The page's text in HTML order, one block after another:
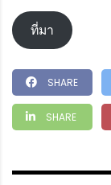
ที่มา
SHARE
SHARE